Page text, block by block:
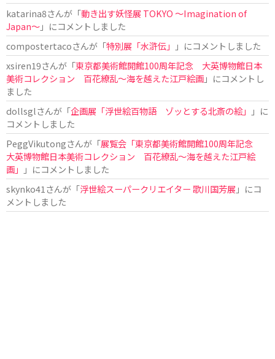
katarina8さんが「動き出す妖怪展 TOKYO 〜Imagination of
Japan〜」にコメントしました
compostertacoさんが「特別展「水滸伝」
」にコメントしました
xsiren19さんが「東京都美術館開館100周年記念 大英博物館日本
美術コレクション 百花繚乱～海を越えた江戸絵画」にコメントし
ました
dollsglさんが「企画展「浮世絵百物語 ゾッとする北斎の絵」
」に
コメントしました
PeggVikutongさんが「展覧会「東京都美術館開館100周年記念
大英博物館日本美術コレクション 百花繚乱〜海を越えた江戸絵
画」
」にコメントしました
skynko41 さんが「浮世絵スーパークリエイター 歌川国芳展 」にコ
メントしました